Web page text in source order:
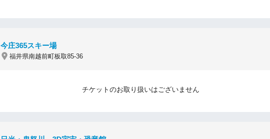
今庄365スキー場
福井県南越前町板取85-36
チケットのお取り扱いはございません